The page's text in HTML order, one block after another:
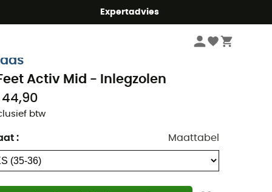
Expertadvies
Inlegzolen voor Wandelschoenen
Activ Mid - Inlegzolen
btw
: Maattabel